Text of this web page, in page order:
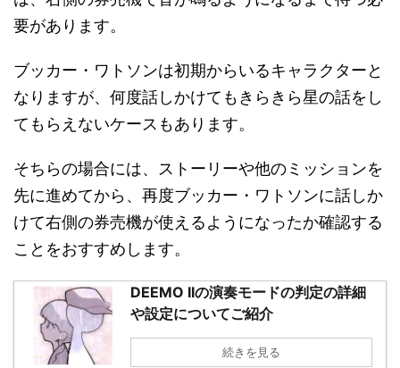
要があります。
ブッカー・ワトソンは初期からいるキャラクターと
なりますが、何度話しかけてもきらきら星の話をし
てもらえないケースもあります。
そちらの場合には、ストーリーや他のミッションを
先に進めてから、再度ブッカー・ワトソンに話しか
けて右側の券売機が使えるようになったか確認する
ことをおすすめします。
DEEMO IIの演奏モードの判定の詳細
や設定についてご紹介
続きを見る